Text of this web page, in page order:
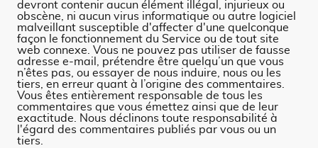
devront contenir aucun élément illégal, injurieux ou
obscène, ni aucun virus informatique ou autre logiciel
malveillant susceptible d'affecter d'une quelconque
façon le fonctionnement du Service ou de tout site
web connexe. Vous ne pouvez pas utiliser de fausse
adresse e-mail, prétendre être quelqu’un que vous
n’êtes pas, ou essayer de nous induire, nous ou les
tiers, en erreur quant à l’origine des commentaires.
Vous êtes entièrement responsable de tous les
commentaires que vous émettez ainsi que de leur
exactitude. Nous déclinons toute responsabilité à
l'égard des commentaires publiés par vous ou un
tiers.